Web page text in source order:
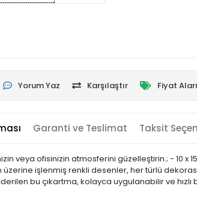
Yorum Yaz Karşılaştır Fiyat
Garanti ve Teslimat Taksit
veya ofisinizin atmosferini güzelleştirin.; - 10 x
işlenmiş renkli desenler, her türlü
bu çıkartma, kolayca uygulanabilir ve hızlı